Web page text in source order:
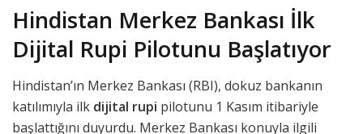
Hindistan Merkez Bankası İlk
Dijital Rupi Pilotunu Başlatıyor
Hindistan’ın Merkez Bankası (RBI), dokuz bankanın
katılımıyla ilk dijital rupi pilotunu 1 Kasım itibariyle
başlattığını duyurdu. Merkez Bankası konuyla ilgili